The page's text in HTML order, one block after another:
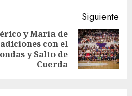
Siguiente
y María de
con el
y Salto de
Cuerda